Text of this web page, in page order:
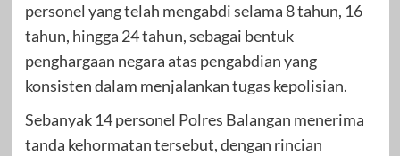
personel yang telah mengabdi selama 8 tahun, 16
tahun, hingga 24 tahun, sebagai bentuk
penghargaan negara atas pengabdian yang
konsisten dalam menjalankan tugas kepolisian.
Sebanyak 14 personel Polres Balangan menerima
tanda kehormatan tersebut, dengan rincian